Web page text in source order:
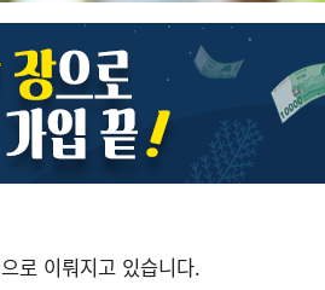
로 이뤄지고 있습니다.